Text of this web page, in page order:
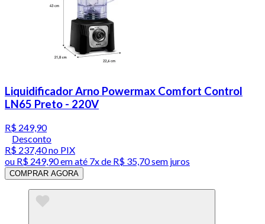
Liquidificador Arno Powermax Comfort Control
LN65 Preto - 220V
R$ 249,90
Desconto
R$ 237,40no PIX
ou R$ 249,90em até 7x de R$ 35,70 sem juros
COMPRAR AGORA